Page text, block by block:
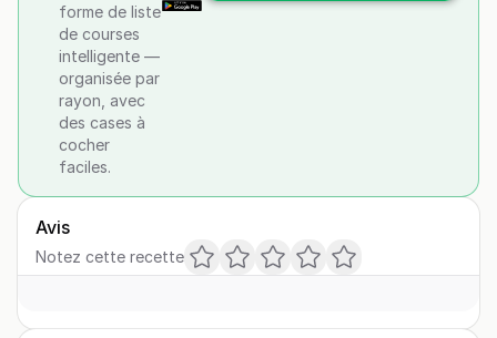
forme de liste
de courses
intelligente —
organisée par
rayon, avec
des cases à
cocher
faciles.
Avis
Notez cette recette